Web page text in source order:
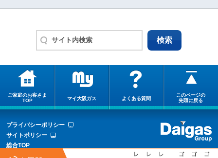
ご家庭のお客さま
TOP
マイ大阪ガス よくある質問
このページの
先頭に戻る
プライバシーポリシー
サイトポリシー
総合TOP
サイトマップ